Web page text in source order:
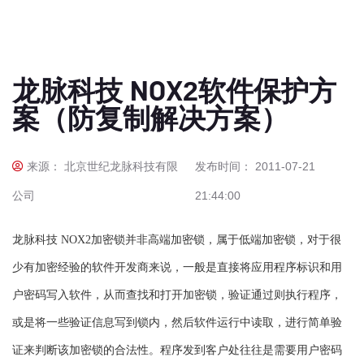
龙脉科技 NOX2软件保护方
案（防复制解决方案）
来源： 北京世纪龙脉科技有限
公司
发布时间： 2011-07-21
21:44:00
龙脉科技 NOX2加密锁并非高端加密锁，属于低端加密锁，对于很
少有加密经验的软件开发商来说，一般是直接将应用程序标识和用
户密码写入软件，从而查找和打开加密锁，验证通过则执行程序，
或是将一些验证信息写到锁内，然后软件运行中读取，进行简单验
证来判断该加密锁的合法性。程序发到客户处往往是需要用户密码